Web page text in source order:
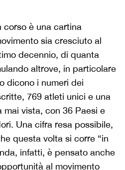
corso è una cartina
sia cresciuto al
decennio, di quanta
altrove, in particolare
dicono i numeri dei
769 atleti unici e una
vista, con 36 Paesi e
Una cifra resa possibile,
questa volta si corre “in
infatti, è pensato anche
al movimento